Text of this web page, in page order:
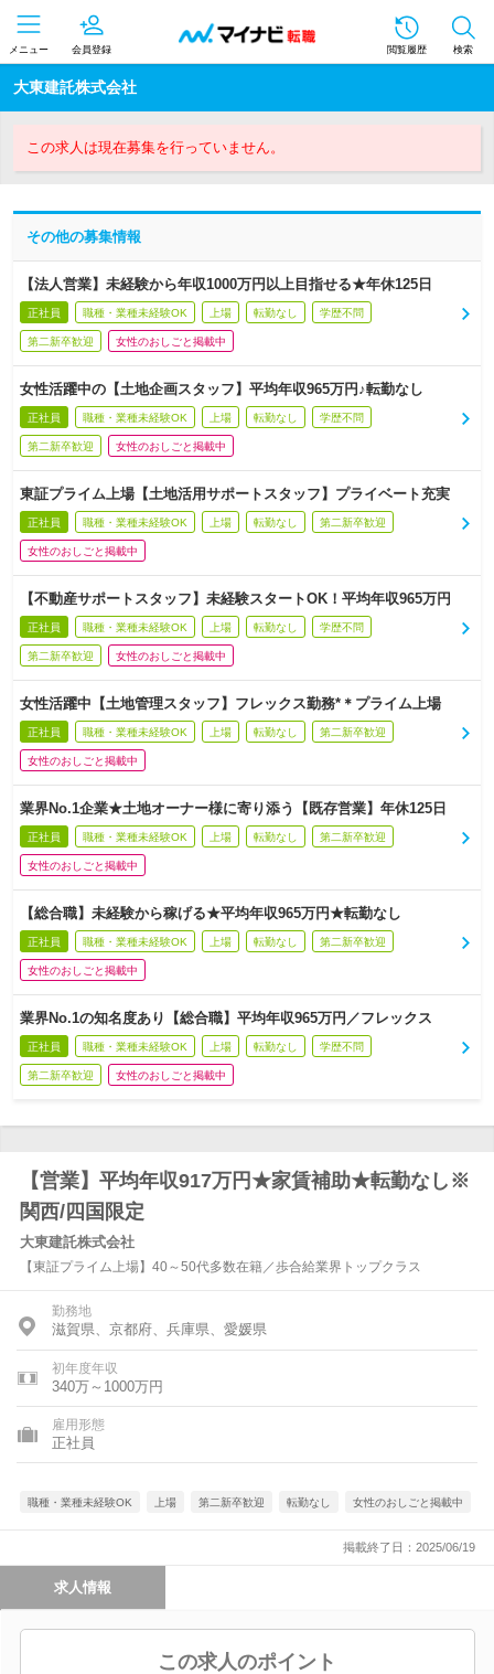
メニュー 会員登録 閲覧履歴 検索
大東建託株式会社
この求人は現在募集を行っていません。
その他の募集情報
【法人営業】未経験から年収1000万円以上目指せる★年休125日
正社員 職種・業種未経験OK 上場 転勤なし 学歴不問
第二新卒歓迎 女性のおしごと掲載中
女性活躍中の【土地企画スタッフ】平均年収965万円♪転勤なし
正社員 職種・業種未経験OK 上場 転勤なし 学歴不問
第二新卒歓迎 女性のおしごと掲載中
東証プライム上場【土地活用サポートスタッフ】プライベート充実
正社員 職種・業種未経験OK 上場 転勤なし 第二新卒歓迎
女性のおしごと掲載中
【不動産サポートスタッフ】未経験スタートOK！平均年収965万円
正社員 職種・業種未経験OK 上場 転勤なし 学歴不問
第二新卒歓迎 女性のおしごと掲載中
女性活躍中【土地管理スタッフ】フレックス勤務*＊プライム上場
正社員 職種・業種未経験OK 上場 転勤なし 第二新卒歓迎
女性のおしごと掲載中
業界No.1企業★土地オーナー様に寄り添う【既存営業】年休125日
正社員 職種・業種未経験OK 上場 転勤なし 第二新卒歓迎
女性のおしごと掲載中
【総合職】未経験から稼げる★平均年収965万円★転勤なし
正社員 職種・業種未経験OK 上場 転勤なし 第二新卒歓迎
女性のおしごと掲載中
業界No.1の知名度あり【総合職】平均年収965万円／フレックス
正社員 職種・業種未経験OK 上場 転勤なし 学歴不問
第二新卒歓迎 女性のおしごと掲載中
【営業】平均年収917万円★家賃補助★転勤なし※
関西/四国限定
大東建託株式会社
【東証プライム上場】40～50代多数在籍／歩合給業界トップクラス
勤務地
滋賀県、京都府、兵庫県、愛媛県
初年度年収
340万～1000万円
雇用形態
正社員
職種・業種未経験OK 上場 第二新卒歓迎 転勤なし 女性のおしごと掲載中
掲載終了日：2025/06/19
求人情報
この求人のポイント